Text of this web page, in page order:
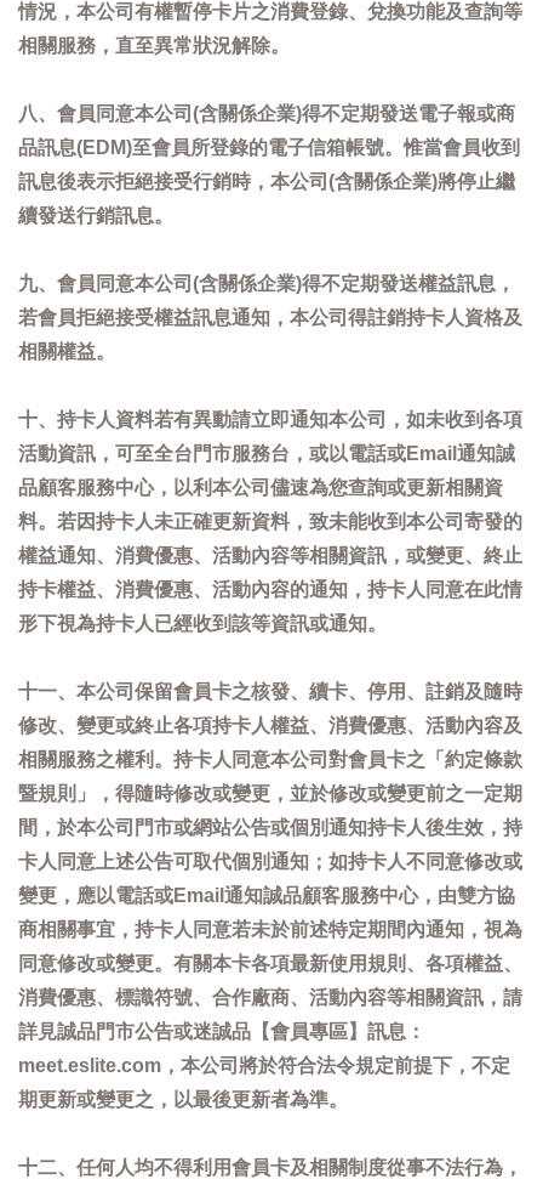
情況，本公司有權暫停卡片之消費登錄、兌換功能及查詢等
相關服務，直至異常狀況解除。
八、會員同意本公司(含關係企業)得不定期發送電子報或商
品訊息(EDM)至會員所登錄的電子信箱帳號。惟當會員收到
訊息後表示拒絕接受行銷時，本公司(含關係企業)將停止繼
續發送行銷訊息。
九、會員同意本公司(含關係企業)得不定期發送權益訊息，
若會員拒絕接受權益訊息通知，本公司得註銷持卡人資格及
相關權益。
十、持卡人資料若有異動請立即通知本公司，如未收到各項
活動資訊，可至全台門市服務台，或以電話或Email通知誠
品顧客服務中心，以利本公司儘速為您查詢或更新相關資
料。若因持卡人未正確更新資料，致未能收到本公司寄發的
權益通知、消費優惠、活動內容等相關資訊，或變更、終止
持卡權益、消費優惠、活動內容的通知，持卡人同意在此情
形下視為持卡人已經收到該等資訊或通知。
十一、本公司保留會員卡之核發、續卡、停用、註銷及隨時
修改、變更或終止各項持卡人權益、消費優惠、活動內容及
相關服務之權利。持卡人同意本公司對會員卡之「約定條款
暨規則」，得隨時修改或變更，並於修改或變更前之一定期
間，於本公司門市或網站公告或個別通知持卡人後生效，持
卡人同意上述公告可取代個別通知；如持卡人不同意修改或
變更，應以電話或Email通知誠品顧客服務中心，由雙方協
商相關事宜，持卡人同意若未於前述特定期間內通知，視為
同意修改或變更。有關本卡各項最新使用規則、各項權益、
消費優惠、標識符號、合作廠商、活動內容等相關資訊，請
詳見誠品門市公告或迷誠品【會員專區】訊息：
meet.eslite.com，本公司將於符合法令規定前提下，不定
期更新或變更之，以最後更新者為準。
十二、任何人均不得利用會員卡及相關制度從事不法行為，